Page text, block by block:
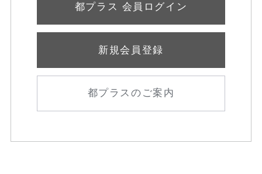
都プラス 会員ログイン
新規会員登録
都プラスのご案内